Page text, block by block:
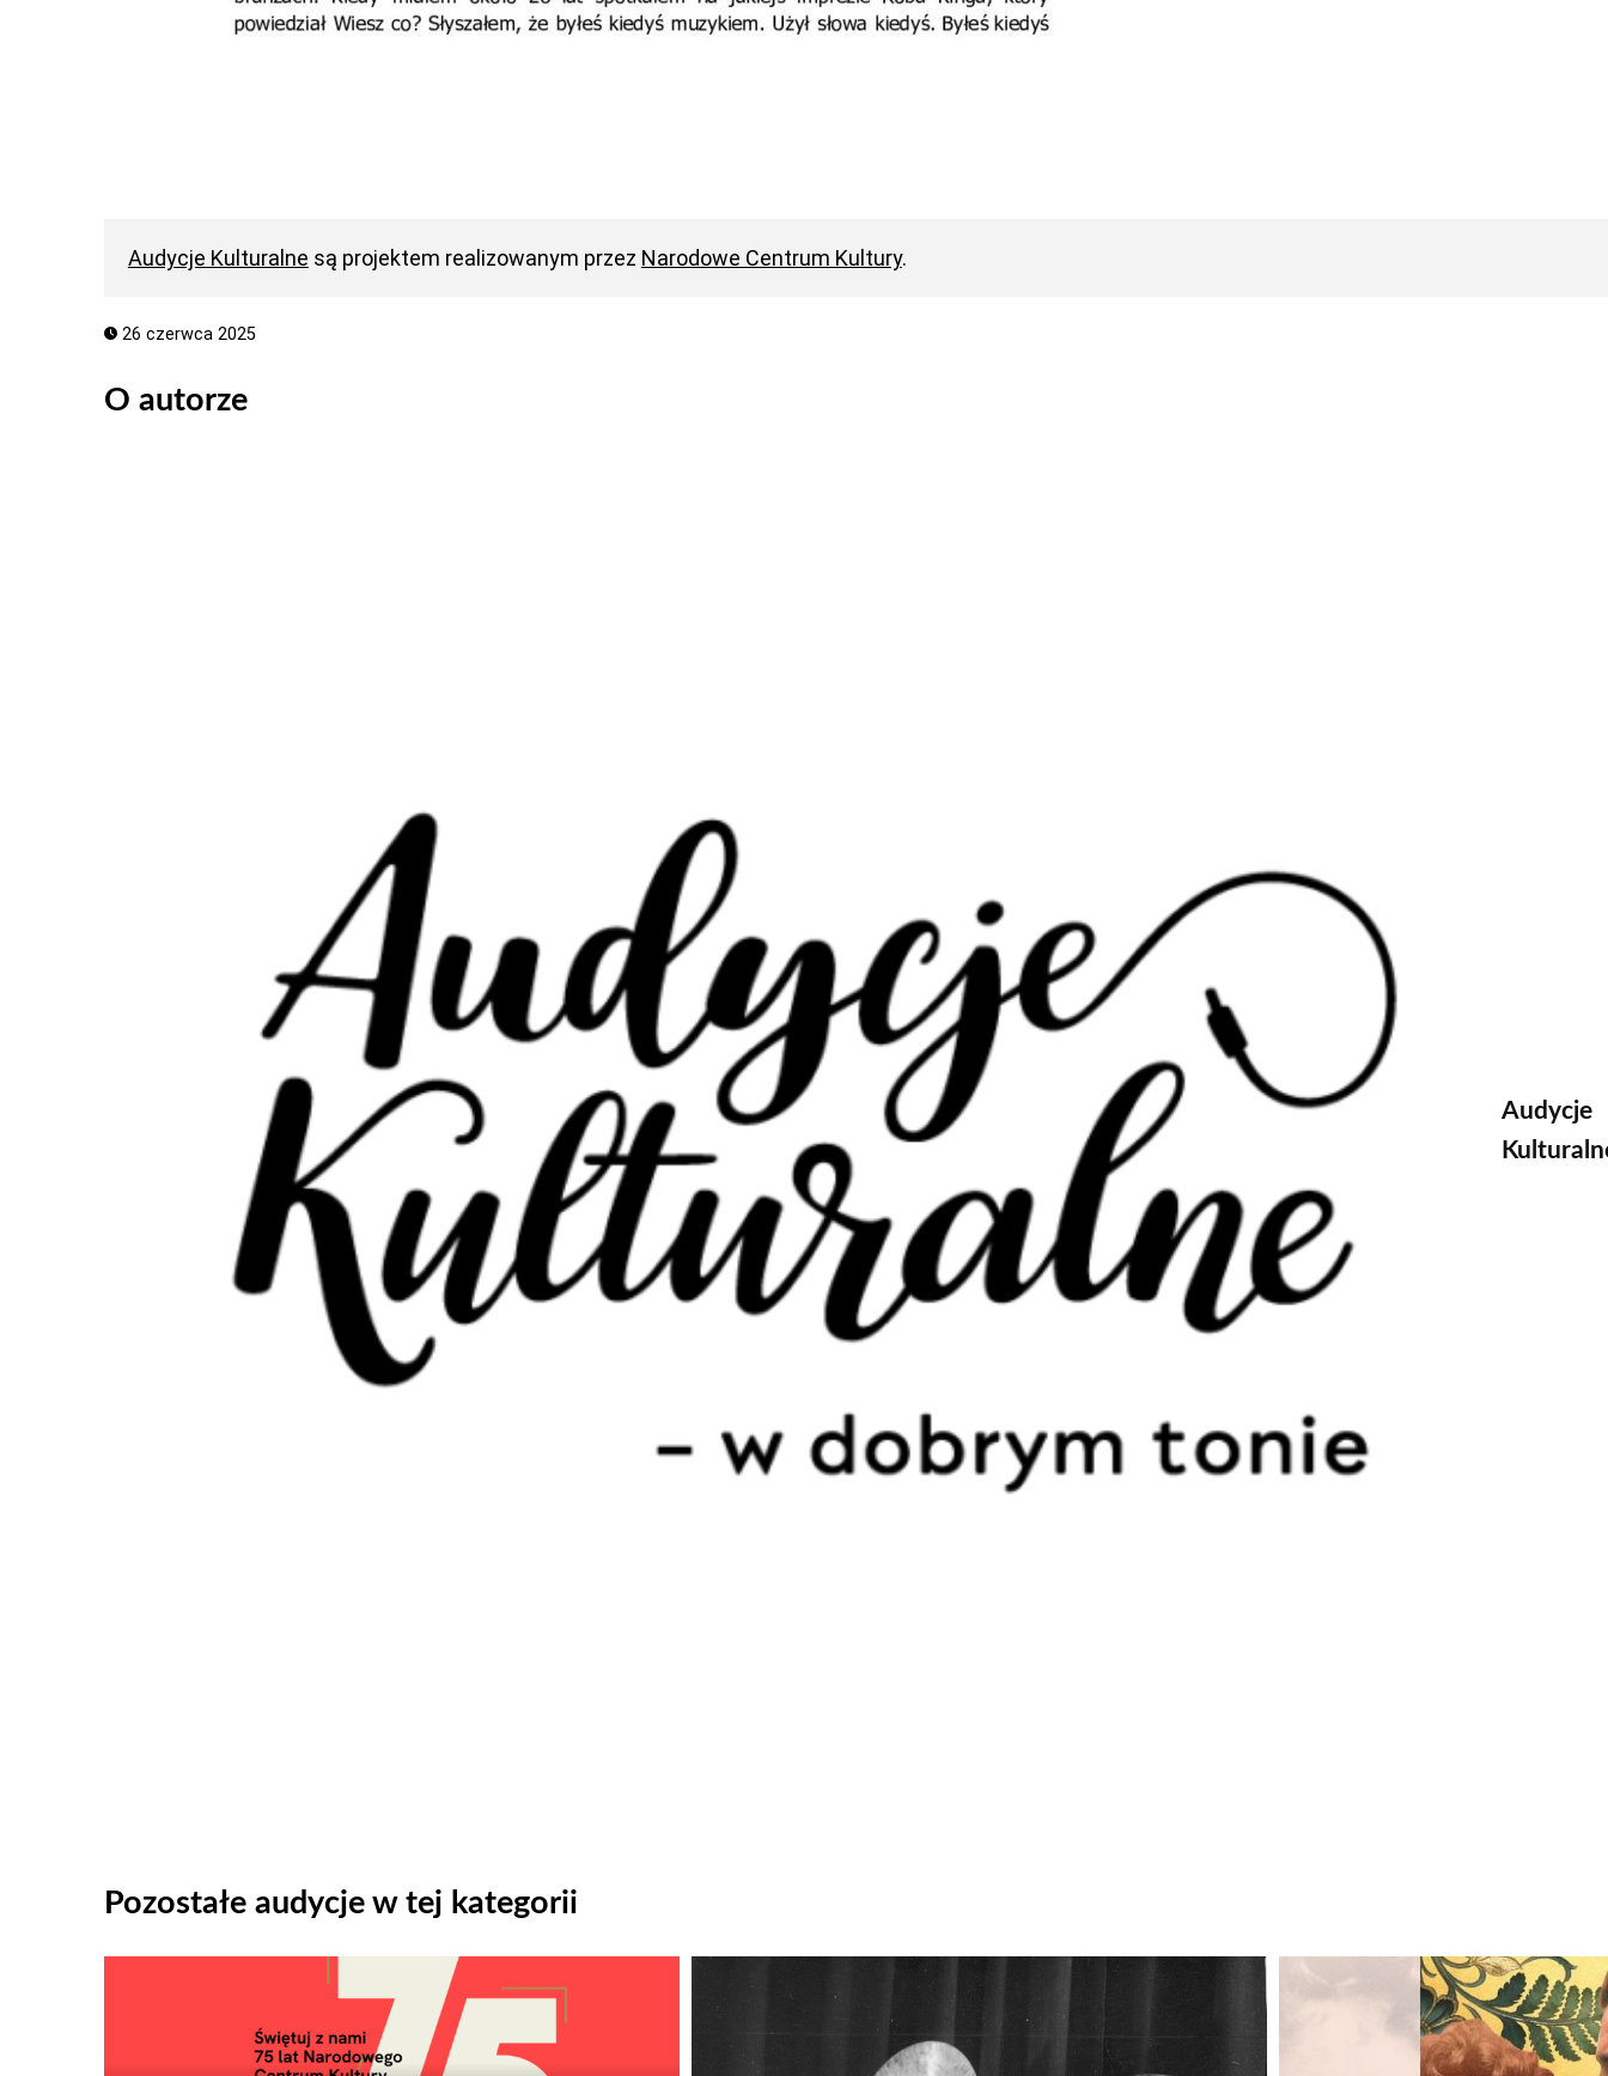
Audycje Kulturalne są projektem realizowanym przez Narodowe Centrum Kultury.
26 czerwca 2025
O autorze
Audycje
Pozostałe audycje w tej kategorii
Odtwarzacz
plików
dźwiękowych
plików
dźwiękowych